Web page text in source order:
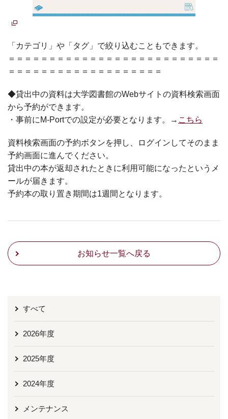
「カテゴリ」や「タグ」で絞り込むこともできます。
＝＝＝＝＝＝＝＝＝＝＝＝＝＝＝＝＝＝＝＝＝＝＝＝＝＝
＝＝＝＝＝＝＝＝＝＝＝＝＝＝＝＝＝＝＝
◆貸出中の資料は大学図書館のWebサイトの資料検索画面
から予約ができます。
・事前にM-Portでの設定が必要となります。→ こちら
資料検索画面の予約ボタンを押し、ログインしてそのまま
予約画面に進んでください。
貸出中の本が返却されたときに利用可能になったというメ
ールが届きます。
予約本の取り置き期間は1週間となります。
お知らせ一覧へ戻る
すべて
2026年度
2025年度
2024年度
メンテナンス